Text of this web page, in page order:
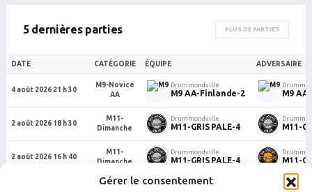
Gérer le consentement
5 dernières parties PLUS DE PARTIES
DATE CATÉGORIE ÉQUIPE ADVERSAIRE
4 août 2026 21 h 30
M9-Novice
AA
Drummondville
M9 AA-Finlande-2 M9
2 août 2026 18 h 30
M11-
Dimanche
Drummondville
M11-GRIS PALE-4 M11-
2 août 2026 16 h 40
M11-
Dimanche
Drummondville
M11-GRIS PALE-4 M11-
M9-Novice
Drummondville